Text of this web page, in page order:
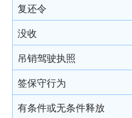
复还令
没收
吊销驾驶执照
签保守行为
有条件或无条件释放